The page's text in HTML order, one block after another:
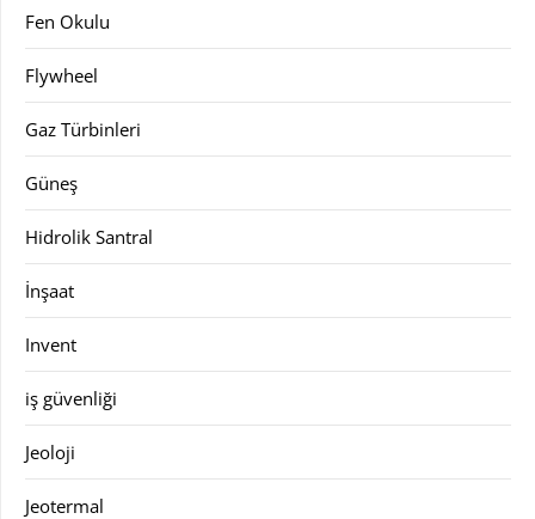
Fen Okulu
Flywheel
Gaz Türbinleri
Güneş
Hidrolik Santral
İnşaat
Invent
iş güvenliği
Jeoloji
Jeotermal